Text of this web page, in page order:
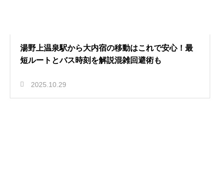
湯野上温泉駅から大内宿の移動はこれで安心！最
短ルートとバス時刻を解説混雑回避術も
2025.10.29